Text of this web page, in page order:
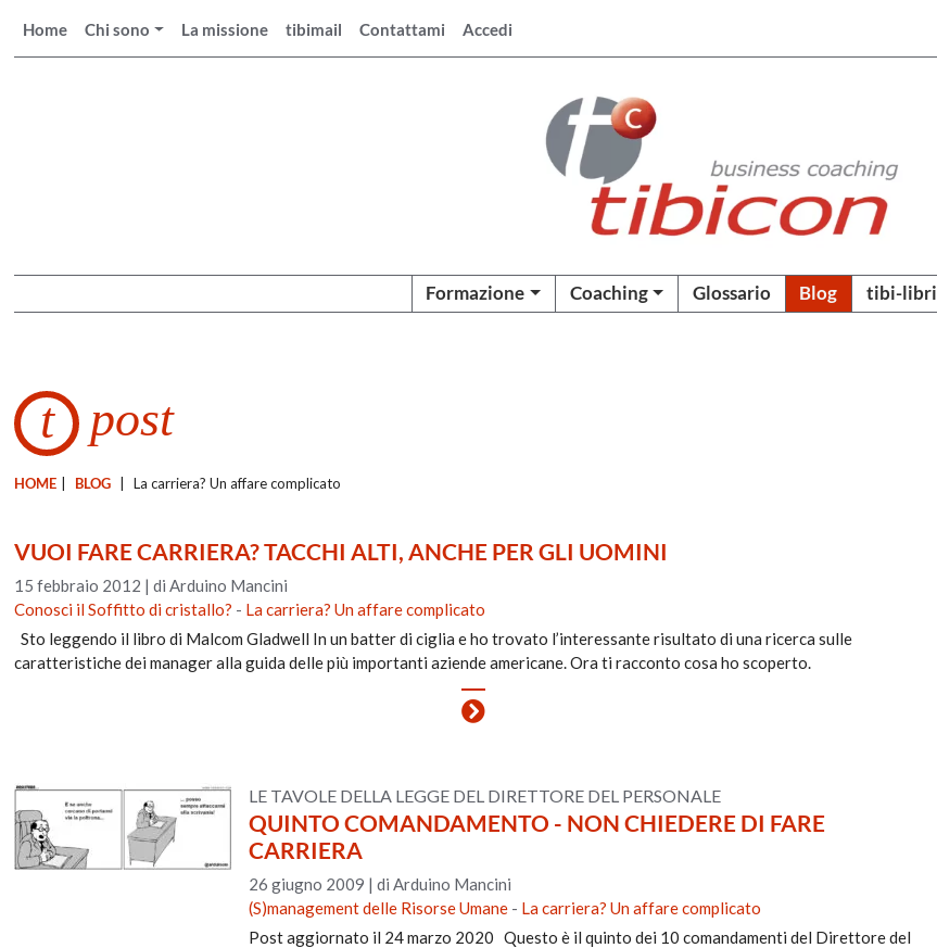
Home Chi sono La missione tibimail Contattami Accedi
Formazione Coaching Glossario Blog tibi-libri
t post
HOME BLOG La carriera? Un affare complicato
VUOI FARE CARRIERA? TACCHI ALTI, ANCHE PER GLI UOMINI
15 febbraio 2012 |di Arduino Mancini
Conosci il Soffitto di cristallo? - La carriera? Un affare complicato
Sto leggendo il libro di Malcom Gladwell In un batter di ciglia e ho trovato l’interessante risultato di una ricerca sulle
caratteristiche dei manager alla guida delle più importanti aziende americane. Ora ti racconto cosa ho scoperto.
LE TAVOLE DELLA LEGGE DEL DIRETTORE DEL PERSONALE
QUINTO COMANDAMENTO - NON CHIEDERE DI FARE
CARRIERA
26 giugno 2009 | di Arduino Mancini
(S)management delle Risorse Umane- La carriera? Un affare complicato
Post aggiornato il 24 marzo 2020 Questo è il quinto dei 10 comandamenti del Direttore del